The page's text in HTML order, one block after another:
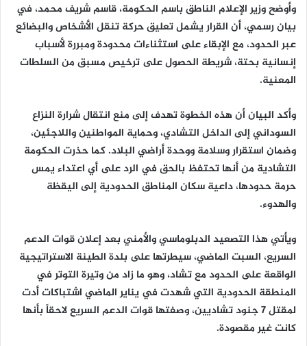
وأوضح وزير الإعلام الناطق باسم الحكومة، قاسم شريف محمد، في
بيان رسمي، أن القرار يشمل تعليق حركة تنقل الأشخاص والبضائع
عبر الحدود، مع الإبقاء على استثناءات محدودة ومبررة لأسباب
إنسانية بحتة، شريطة الحصول على ترخيص مسبق من السلطات
المعنية.
وأكد البيان أن هذه الخطوة تهدف إلى منع انتقال شرارة النزاع
السوداني إلى الداخل التشادي، وحماية المواطنين واللاجئين،
وضمان استقرار وسلامة ووحدة أراضي البلاد. كما حذرت الحكومة
التشادية من أنها تحتفظ بالحق في الرد على أي اعتداء يمس
حرمة حدودها، داعية سكان المناطق الحدودية إلى اليقظة
والهدوء.
ويأتي هذا التصعيد الدبلوماسي والأمني بعد إعلان قوات الدعم
السريع، السبت الماضي، سيطرتها على بلدة الطينة الاستراتيجية
الواقعة على الحدود مع تشاد، وهو ما زاد من وتيرة التوتر في
المنطقة الحدودية التي شهدت في يناير الماضي اشتباكات أدت
لمقتل 7 جنود تشاديين، وصفتها قوات الدعم السريع لاحقاً بأنها
كانت غير مقصودة.